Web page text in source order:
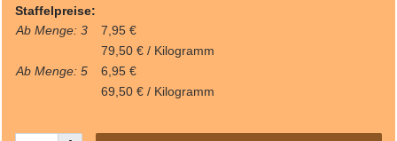
Staffelpreise:
Ab Menge: 3
7,95 €
79,50 € / Kilogramm
Ab Menge: 5
6,95 €
69,50 € / Kilogramm